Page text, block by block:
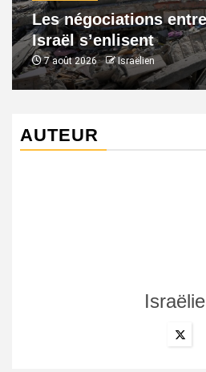
Les négociations
Israël s’enlisent
7 août 2026 Israëlien
AUTEUR